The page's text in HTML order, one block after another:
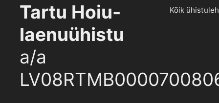
Tartu Hoiu-
laenuühistu
a/a
Kõik